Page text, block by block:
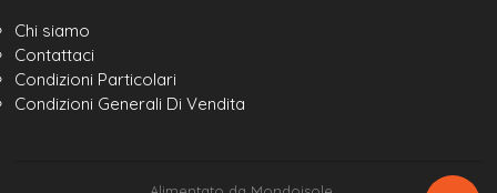
Chi siamo
Contattaci
Condizioni Particolari
Condizioni Generali Di Vendita